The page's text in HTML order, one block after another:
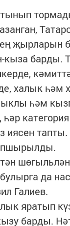
җырларын
кыза барды.
халык һәм
һәм
һәр
иясен
да
Галиев.
яратып
барды.